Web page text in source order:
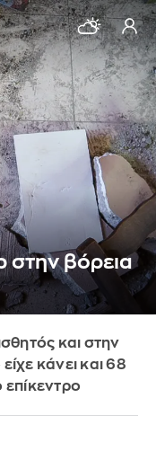
στην βόρεια
και στην
κάνει και 68
επίκεντρο